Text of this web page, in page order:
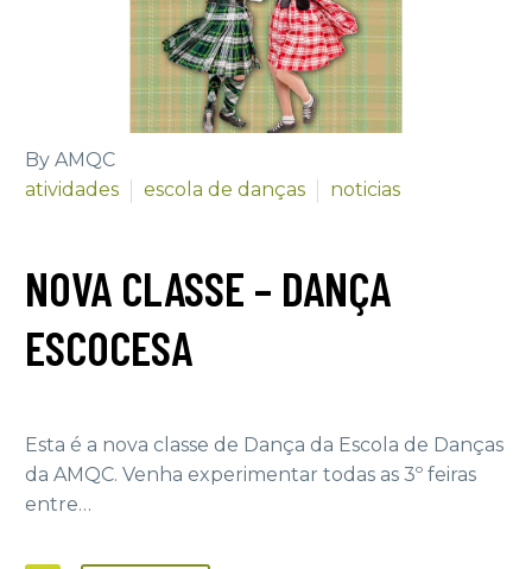
By AMQC
atividades
escola de danças noticias
NOVA CLASSE – DANÇA
ESCOCESA
Esta é a nova classe de Dança da Escola de Danças
da AMQC. Venha experimentar todas as 3º feiras
entre…